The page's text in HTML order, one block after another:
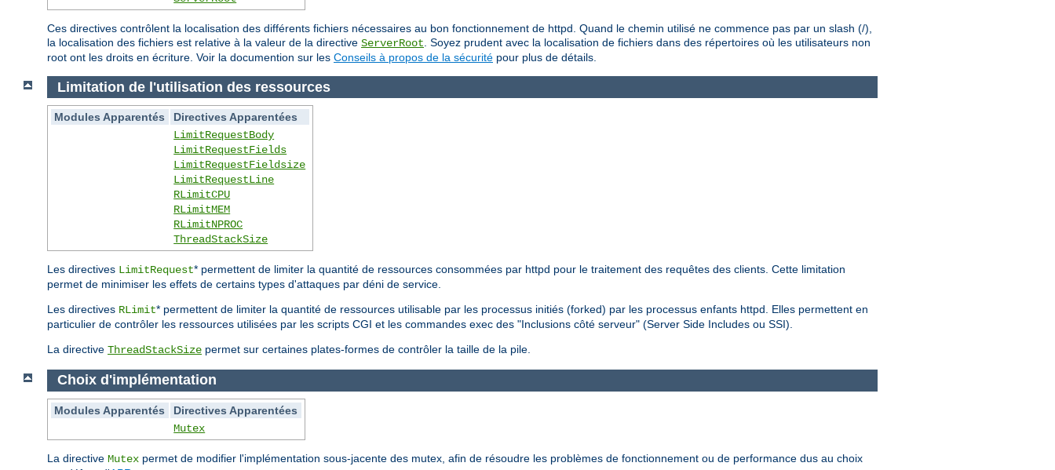
Ces directives contrôlent la localisation des différents fichiers nécessaires au bon fonctionnement de httpd. Quand le chemin utilisé ne commence pas par un slash (/),
la localisation des fichiers est relative à la valeur de la directive ServerRoot . Soyez prudent avec la localisation de fichiers dans des répertoires où les utilisateurs non
root ont les droits en écriture. Voir la documention sur les Conseils à propos de la sécurité pour plus de détails.
Limitation de l'utilisation des ressources
Modules Apparentés
Directives Apparentées
LimitRequestBody
LimitRequestFields
LimitRequestFieldsize
LimitRequestLine
RLimitCPU
RLimitMEM
RLimitNPROC
ThreadStackSize
Les directives LimitRequest* permettent de limiter la quantité de ressources consommées par httpd pour le traitement des requêtes des clients. Cette limitation
permet de minimiser les effets de certains types d'attaques par déni de service.
Les directives RLimit* permettent de limiter la quantité de ressources utilisable par les processus initiés (forked) par les processus enfants httpd. Elles permettent en
particulier de contrôler les ressources utilisées par les scripts CGI et les commandes exec des "Inclusions côté serveur" (Server Side Includes ou SSI).
La directive ThreadStackSize permet sur certaines plates-formes de contrôler la taille de la pile.
Choix d'implémentation
Modules Apparentés
Directives Apparentées
Mutex
La directive Mutex permet de modifier l'implémentation sous-jacente des mutex, afin de résoudre les problèmes de fonctionnement ou de performance dus au choix